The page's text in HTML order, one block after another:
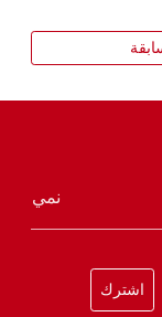
نمي
اشترك